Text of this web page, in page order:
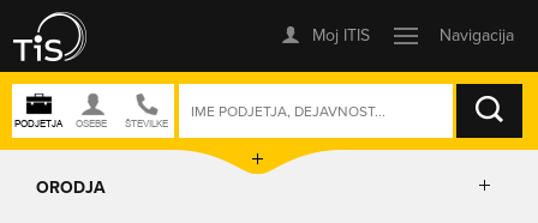
ISKANJE
ORODJA